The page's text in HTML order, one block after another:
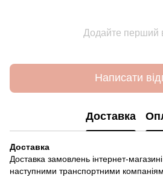
Додайте перший
Написати
Доставка
Доставка
Доставка замовлень інтернет-
наступними транспортними